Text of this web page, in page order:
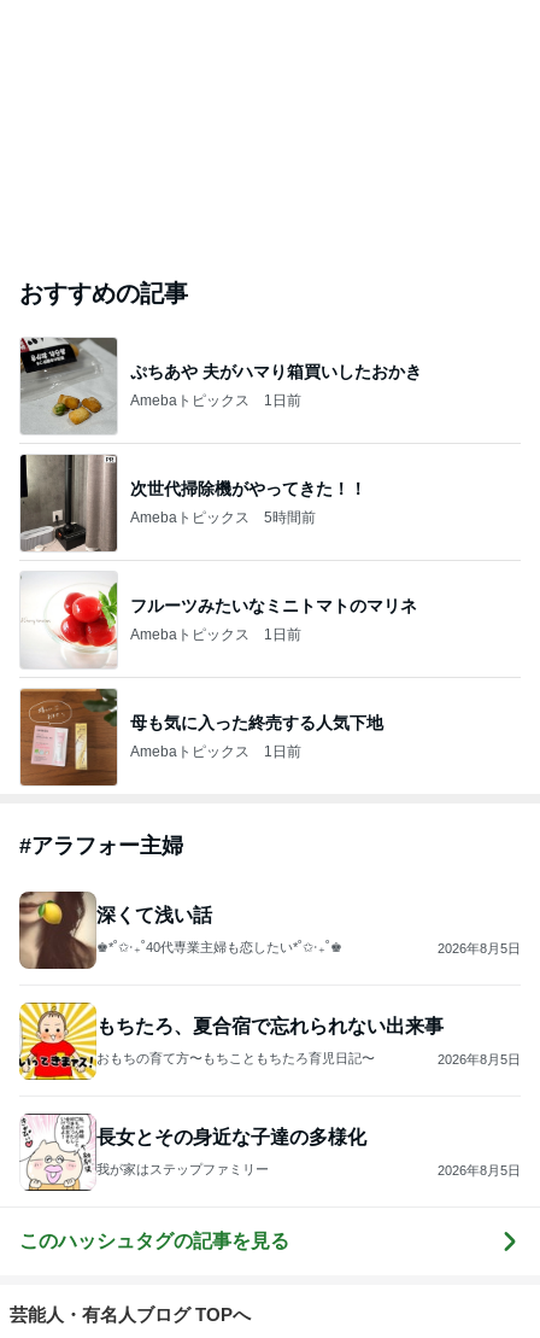
おすすめの記事
ぷちあや 夫がハマり箱買いしたおかき
Amebaトピックス 1日前
次世代掃除機がやってきた！！
Amebaトピックス 5時間前
フルーツみたいなミニトマトのマリネ
Amebaトピックス 1日前
母も気に入った終売する人気下地
Amebaトピックス 1日前
#アラフォー主婦
深くて浅い話
♚︎*˚✩︎‧₊˚40代専業主婦も恋したい*˚✩︎‧₊˚♚︎ 2026年8月5日
もちたろ、夏合宿で忘れられない出来事
おもちの育て方〜もちこともちたろ育児日記〜 2026年8月5日
長女とその身近な子達の多様化
我が家はステップファミリー 2026年8月5日
このハッシュタグの記事を見る
芸能人・有名人ブログ TOPへ